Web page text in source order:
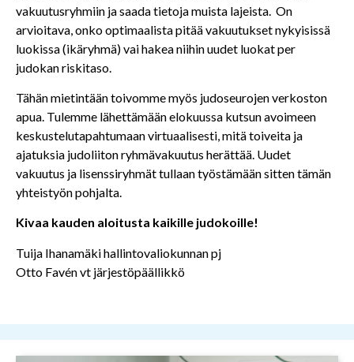
vakuutusryhmiin ja saada tietoja muista lajeista. On
arvioitava, onko optimaalista pitää vakuutukset nykyisissä
luokissa (ikäryhmä) vai hakea niihin uudet luokat per
judokan riskitaso.
Tähän mietintään toivomme myös judoseurojen verkoston
apua. Tulemme lähettämään elokuussa kutsun avoimeen
keskustelutapahtumaan virtuaalisesti, mitä toiveita ja
ajatuksia judoliiton ryhmävakuutus herättää. Uudet
vakuutus ja lisenssiryhmät tullaan työstämään sitten tämän
yhteistyön pohjalta.
Kivaa kauden aloitusta kaikille judokoille!
Tuija Ihanamäki hallintovaliokunnan pj
Otto Favén vt järjestöpäällikkö